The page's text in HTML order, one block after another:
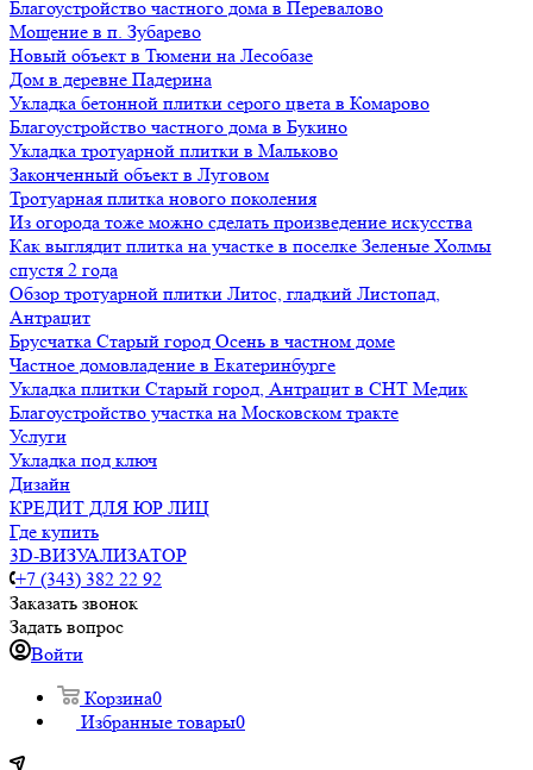
Благоустройство частного дома в Перевалово
Мощение в п. Зубарево
Новый объект в Тюмени на Лесобазе
Дом в деревне Падерина
Укладка бетонной плитки серого цвета в Комарово
Благоустройство частного дома в Букино
Укладка тротуарной плитки в Мальково
Законченный объект в Луговом
Тротуарная плитка нового поколения
Из огорода тоже можно сделать произведение искусства
Как выглядит плитка на участке в поселке Зеленые Холмы
спустя 2 года
Обзор тротуарной плитки Литос, гладкий Листопад,
Антрацит
Брусчатка Старый город Осень в частном доме
Частное домовладение в Екатеринбурге
Укладка плитки Старый город, Антрацит в СНТ Медик
Благоустройство участка на Московском тракте
Услуги
Укладка под ключ
Дизайн
КРЕДИТ ДЛЯ ЮР ЛИЦ
Где купить
3D-ВИЗУАЛИЗАТОР
+7 (343) 382 22 92
Заказать звонок
Задать вопрос
Войти
Корзина0
Избранные товары0